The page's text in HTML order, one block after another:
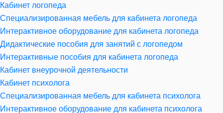
Кабинет логопеда
Специализированная мебель для кабинета логопеда
Интерактивное оборудование для кабинета логопеда
Дидактические пособия для занятий с логопедом
Интерактивные пособия для кабинета логопеда
Кабинет внеурочной деятельности
Кабинет психолога
Специализированная мебель для кабинета психолога
Интерактивное оборудование для кабинета психолога